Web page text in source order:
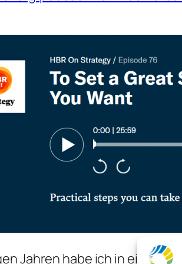
Jahren habe ich in einem